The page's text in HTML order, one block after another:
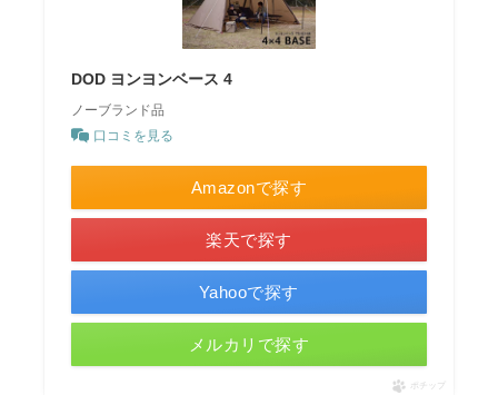
DOD ヨンヨンベース 4
ノーブランド品
口コミを見る
Amazonで探す
楽天で探す
Yahooで探す
メルカリで探す
ポチップ